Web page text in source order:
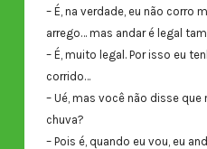
– É, na verdade, eu não corro
arrego… mas andar é legal
– É, muito legal. Por isso eu
corrido…
– Ué, mas você não disse
chuva?
– Pois é, quando eu vou, eu